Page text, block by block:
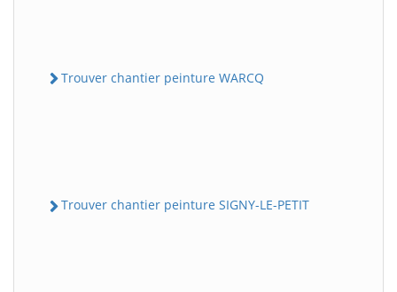
Trouver chantier peinture WARCQ
Trouver chantier peinture SIGNY-LE-PETIT